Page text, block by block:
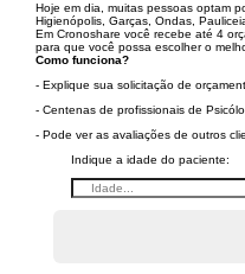
Hoje em dia, muitas pessoas optam
Higienópolis, Garças, Ondas,
Em Cronoshare você recebe até 4
para que você possa escolher o
Como funciona?
- Explique sua solicitação de
- Centenas de profissionais de
- Pode ver as avaliações de outros
Indique a idade do paciente: